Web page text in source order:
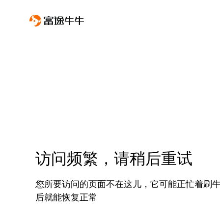
访问频繁，请稍后重试
您所要访问的页面不在这儿，它可能正忙着刷
后就能恢复正常